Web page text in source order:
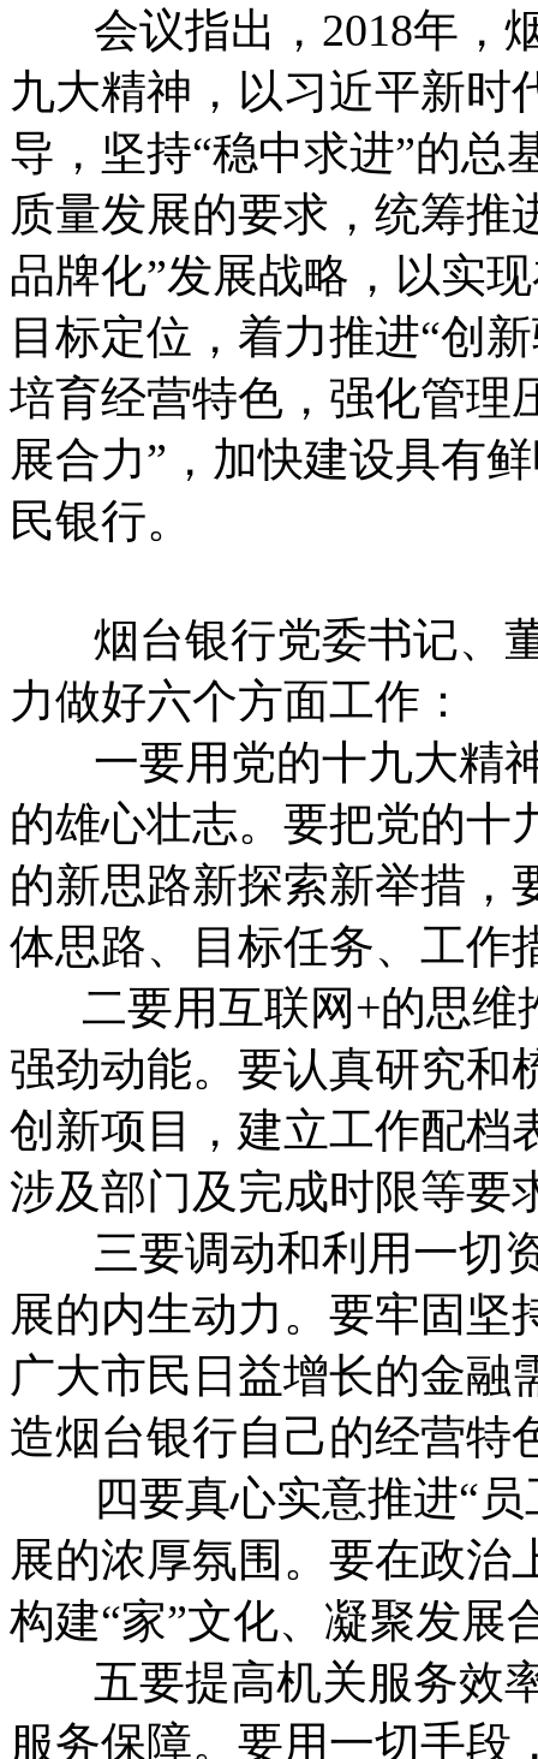
会议指出，2018年，
九大精神，以习近平新时
导，坚持“稳中求进”的总
质量发展的要求，统筹推
品牌化”发展战略，以实
目标定位，着力推进“创
培育经营特色，强化管理
展合力”，加快建设具有
民银行。
烟台银行党委书记、董
力做好六个方面工作：
一要用党的十九大精神
的雄心壮志。要把党的十
的新思路新探索新举措，
体思路、目标任务、工作
二要用互联网+的思维
强劲动能。要认真研究和
创新项目，建立工作配档
涉及部门及完成时限等要
三要调动和利用一切资
展的内生动力。要牢固坚
广大市民日益增长的金融
造烟台银行自己的经营特
四要真心实意推进“员
展的浓厚氛围。要在政治
构建“家”文化、凝聚发展
五要提高机关服务效率
服务保障。要用一切手段